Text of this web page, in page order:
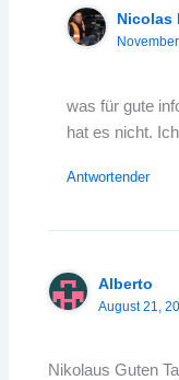
Nicolas
was für gute
hat es nicht.
Antwortender
Alberto
August 21,
Nikolaus Guten